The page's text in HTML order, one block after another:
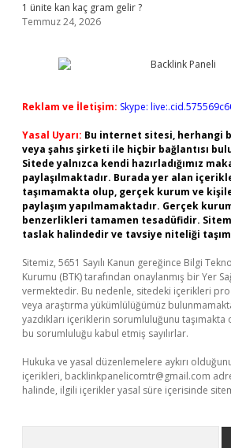
1 ünite kan kaç gram gelir ?
Temmuz 24, 2026
Reklam ve İletişim: Skype:
Yasal Uyarı: Bu internet sitesi, herhangi
veya şahıs şirketi ile hiçbir bağlantısı
Sitede yalnızca kendi hazırladığımız
paylaşılmaktadır. Burada yer alan
taşımamakta olup, gerçek kurum ve
paylaşım yapılmamaktadır. Gerçek
benzerlikleri tamamen tesadüfidir.
taslak halindedir ve tavsiye niteliği
Sitemiz, 5651 Sayılı Kanun gereğince Bilgi
Kurumu (BTK) tarafından onaylanmış bir Yer
vermektedir. Bu nedenle, sitedeki içerikleri
veya araştırma yükümlülüğümüz
yazdıkları içeriklerin sorumluluğunu
bu sorumluluğu kabul etmiş sayılırlar.
Hukuka ve yasal düzenlemelere aykırı
içerikleri, backlinkpanelicomtr@gmail.com
halinde, ilgili içerikler yasal süre içerisinde